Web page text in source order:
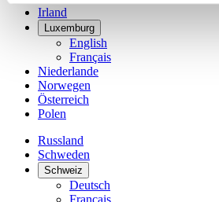
Irland
Luxemburg
English
Français
Niederlande
Norwegen
Österreich
Polen
Russland
Schweden
Schweiz
Deutsch
Français